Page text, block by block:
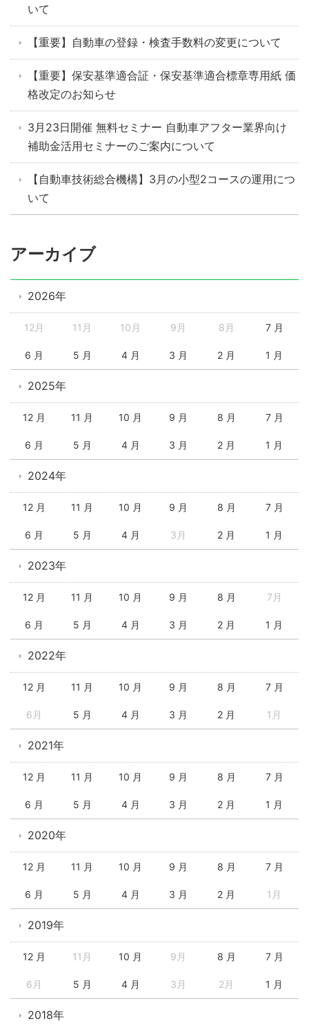
いて
【重要】自動車の登録・検査手数料の変更について
【重要】保安基準適合証・保安基準適合標章専用紙 価
格改定のお知らせ
3月23日開催 無料セミナー 自動車アフター業界向け
補助金活用セミナーのご案内について
【自動車技術総合機構】3月の小型2コースの運用につ
いて
アーカイブ
2026年
12月 11月 10月 9月 8月 7 月
6 月 5 月 4 月 3 月 2 月 1 月
2025年
12 月 11 月 10 月 9 月 8 月 7 月
6 月 5 月 4 月 3 月 2 月 1 月
2024年
12 月 11 月 10 月 9 月 8 月 7 月
6 月 5 月 4 月 3月 2 月 1 月
2023年
12 月 11 月 10 月 9 月 8 月 7月
6 月 5 月 4 月 3 月 2 月 1 月
2022年
12 月 11 月 10 月 9 月 8 月 7 月
6月 5 月 4 月 3 月 2 月 1月
2021年
12 月 11 月 10 月 9 月 8 月 7 月
6 月 5 月 4 月 3 月 2 月 1 月
2020年
12 月 11 月 10 月 9 月 8 月 7 月
6 月 5 月 4 月 3 月 2 月 1月
2019年
12 月 11月 10 月 9月 8 月 7 月
6月 5 月 4 月 3月 2月 1 月
2018年